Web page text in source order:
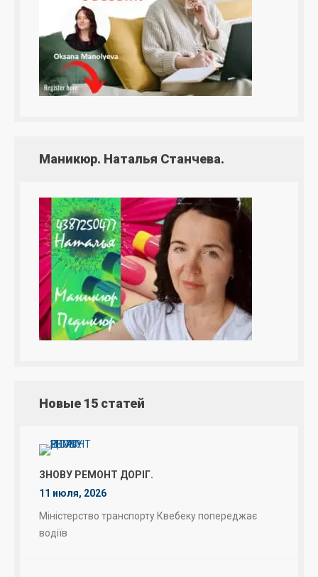
Маникюр. Наталья Станчева.
Новые 15 статей
ЗНОВУ РЕМОНТ ДОРІГ.
11 июля, 2026
Міністерство транспорту Квебеку попереджає
водіїв